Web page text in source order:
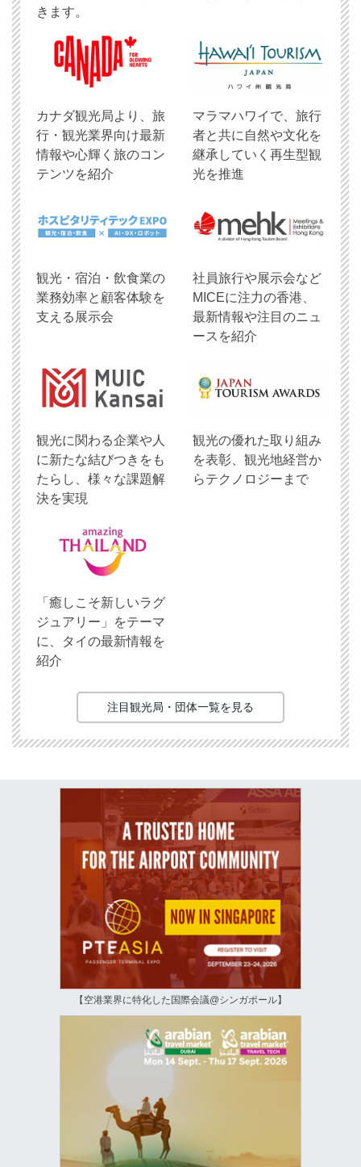
きます。
​カナダ観光局より、旅
行・観光業界向け最新
情報や心輝く旅のコン
テンツを紹介
マラマハワイで、旅行
者と共に自然や文化を
継承していく再生型観
光を推進
観光・宿泊・飲食業の
業務効率と顧客体験を
支える展示会
社員旅行や展示会など
MICEに注力の香港、
最新情報や注目のニュ
ースを紹介
観光に関わる企業や人
に新たな結びつきをも
たらし、様々な課題解
決を実現
観光の優れた取り組み
を表彰、観光地経営か
らテクノロジーまで
「癒しこそ新しいラグ
ジュアリー」をテーマ
に、タイの最新情報を
紹介
注目観光局・団体一覧を見る
【空港業界に特化した国際会議@シンガポール】